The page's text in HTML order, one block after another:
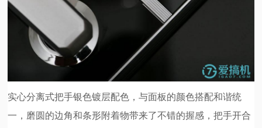
实心分离式把手银色镀层配色，与面板的颜色搭配和谐统
一，磨圆的边角和条形附着物带来了不错的握感，把手开合